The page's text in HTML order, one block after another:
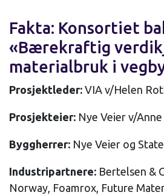
Fakta: Konsortiet
«Bærekraftig
materialbruk i
Prosjektleder: VIA v/Helen
Prosjekteier: Nye Veier v/
Byggherrer: Nye Veier og
Industripartnere: Bertelsen &
Norway, Foamrox, Future